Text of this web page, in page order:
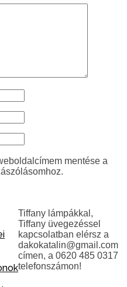
mentése a
Tiffany lámpákkal,
Tiffany üvegezéssel
kapcsolatban elérsz a
dakokatalin@gmail.com
címen, a 0620 485 0317
telefonszámon!